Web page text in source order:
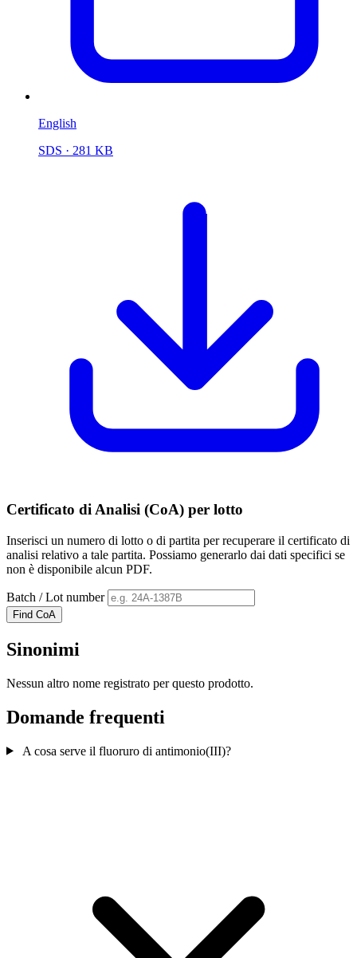
English
SDS · 281 KB
Certificato di Analisi (CoA) per lotto
Inserisci un numero di lotto o di partita per recuperare il certificato di
analisi relativo a tale partita. Possiamo generarlo dai dati specifici se
non è disponibile alcun PDF.
Batch / Lot number
Find CoA
Sinonimi
Nessun altro nome registrato per questo prodotto.
Domande frequenti
A cosa serve il fluoruro di antimonio(III)?